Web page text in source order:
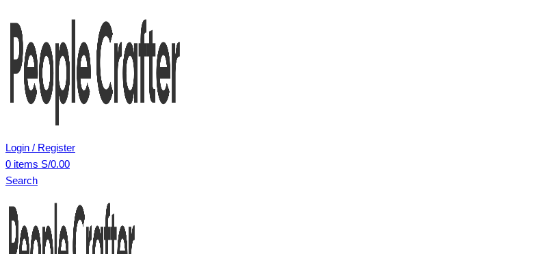
Login / Register
0 items S/0.00
Search